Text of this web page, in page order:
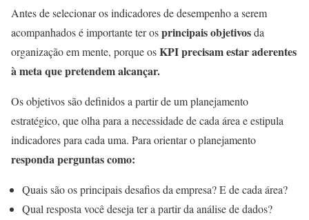
Antes de selecionar os indicadores de desempenho a serem
acompanhados é importante ter osprincipais objetivosda
organização em mente, porque osKPI precisam estar aderentes
à meta que pretendem alcançar.
Os objetivos são definidos a partir de um planejamento
estratégico, que olha para a necessidade de cada área e estipula
indicadores para cada uma. Para orientar o planejamento
responda perguntas como:
Quais são os principais desafios da empresa? E de cada área?
Qual resposta você deseja ter a partir da análise de dados?